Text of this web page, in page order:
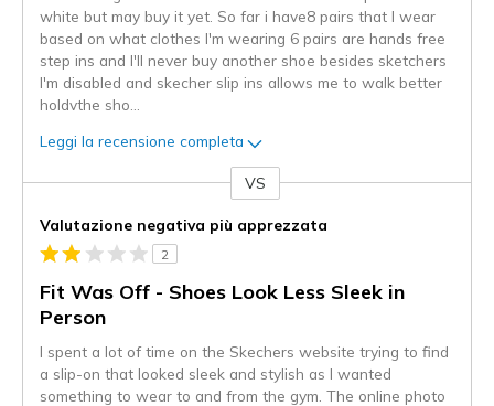
white but may buy it yet. So far i have8 pairs that I wear
based on what clothes I'm wearing 6 pairs are hands free
step ins and I'll never buy another shoe besides sketchers
I'm disabled and skecher slip ins allows me to walk better
holdvthe sho
Leggi la recensione completa
VS
Valutazione negativa più apprezzata
2
Fit Was Off - Shoes Look Less Sleek in
Person
I spent a lot of time on the Skechers website trying to find
a slip-on that looked sleek and stylish as I wanted
something to wear to and from the gym. The online photo